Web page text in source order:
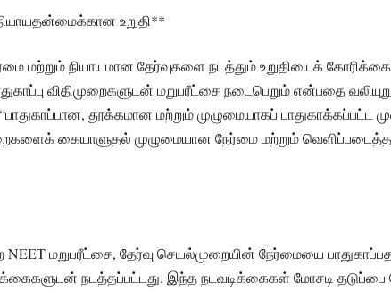
உறுதி**
மற்றும் நியாயமான தேர்வுகளை நடத்தும் உறுதியைக்
விதிமுறைகளுடன் மறுபரீட்சை நடைபெறும் என்பதை
தூக்கமான மற்றும் முழுமையாகப் பாதுகாக்கப்பட்ட
கையாளுதல் முழுமையான நேர்மை மற்றும்
மறுபரீட்சை, தேர்வு செயல்முறையின் நேர்மையை
நடத்தப்பட்டது. இந்த நடவடிக்கைகள் மோசடி